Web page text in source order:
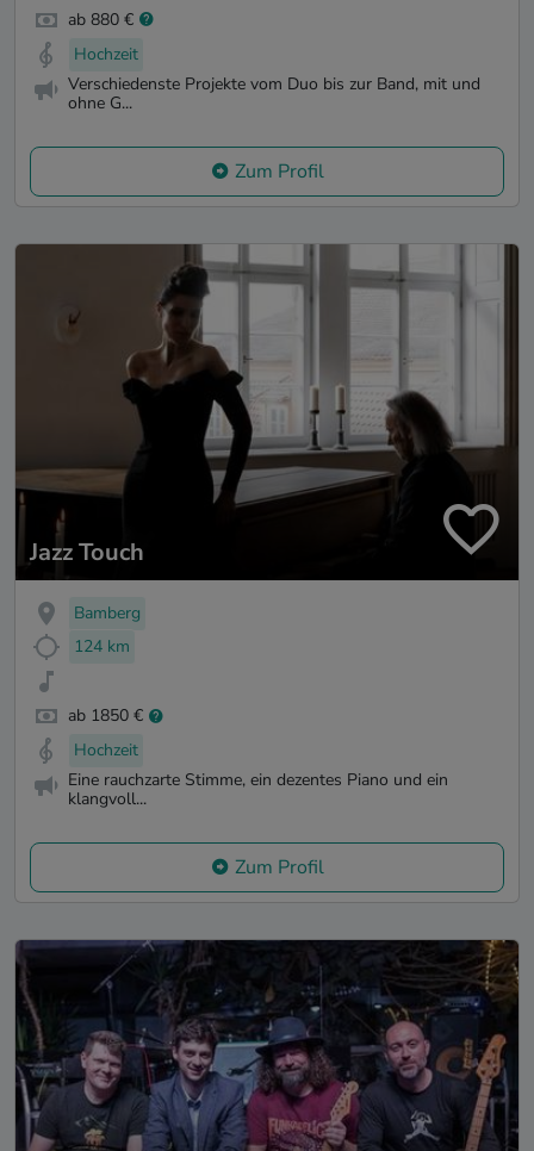
ab 880 €
Hochzeit
Verschiedenste Projekte vom Duo bis zur Band, mit und
ohne G...
Zum Profil
Jazz Touch
Bamberg
124 km
ab 1850 €
Hochzeit
Eine rauchzarte Stimme, ein dezentes Piano und ein
klangvoll...
Zum Profil